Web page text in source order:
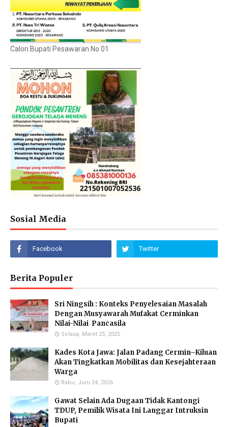
Calon Bupati Pesawaran No 01
Sosial Media
Berita Populer
Sri Ningsih : Konteks Penyelesaian Masalah
Dengan Musyawarah Mufakat Cerminkan
Nilai-Nilai Pancasila
Selasa, Maret 25, 2025
Kades Kota Jawa: Jalan Padang Cermin–Kiluan
Akan Tingkatkan Mobilitas dan Kesejahteraan
Warga
Rabu, Juni 24, 2026
Gawat Selain Ada Dugaan Tidak Kantongi
TDUP, Pemilik Wisata Ini Langgar Intruksin
Bupati